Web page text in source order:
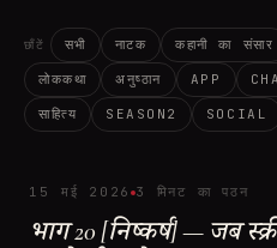
छाँटें सभी नाटक कहानी का संसार
लोककथा अनुष्ठान APP
साहित्य SEASON2 SOCIAL
15 मई 2026 3 मिनट का पठन
भाग 20 [निष्कर्ष] — जब